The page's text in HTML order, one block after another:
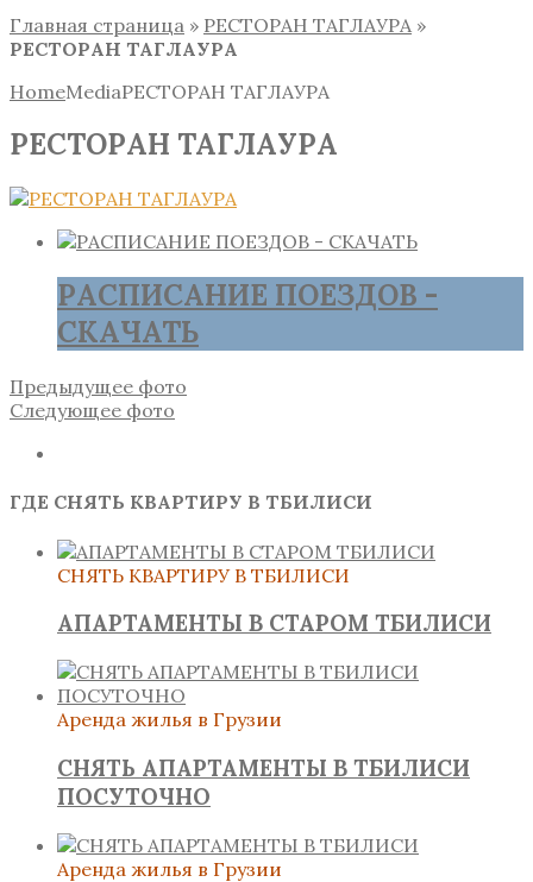
Главная страница » РЕСТОРАН ТАГЛАУРА »
РЕСТОРАН ТАГЛАУРА
HomeMediaРЕСТОРАН ТАГЛАУРА
РЕСТОРАН ТАГЛАУРА
РАСПИСАНИЕ ПОЕЗДОВ -
СКАЧАТЬ
Предыдущее фото
Следующее фото
ГДЕ СНЯТЬ КВАРТИРУ В ТБИЛИСИ
СНЯТЬ КВАРТИРУ В ТБИЛИСИ
АПАРТАМЕНТЫ В СТАРОМ ТБИЛИСИ
Аренда жилья в Грузии
СНЯТЬ АПАРТАМЕНТЫ В ТБИЛИСИ
ПОСУТОЧНО
Аренда жилья в Грузии